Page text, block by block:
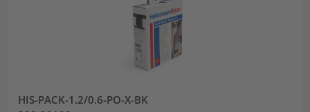
HIS-PACK-1.2/0.6-PO-X-BK